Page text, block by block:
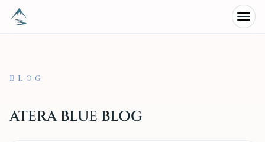
メニュ
BLOG
ATERA BLUE BLOG